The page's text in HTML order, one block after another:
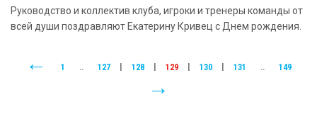
Руководство и коллектив клуба, игроки и тренеры команды от
всей души поздравляют Екатерину Кривец с Днем рождения.
1 .. 127 128 129 130 131 .. 149